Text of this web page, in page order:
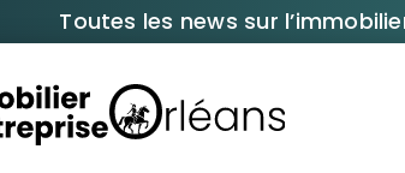
Toutes les news sur